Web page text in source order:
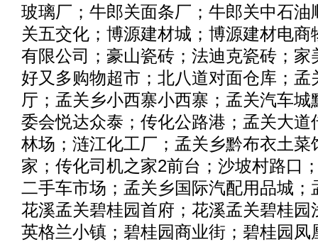
玻璃厂；牛郎关面条厂；牛郎关中石油
关五交化；博源建材城；博源建材电商
有限公司；豪山瓷砖；法迪克瓷砖；家
好又多购物超市；北八道对面仓库；孟
厅；孟关乡小西寨小西寨；孟关汽车城
委会悦达众泰；传化公路港；孟关大道
林场；涟江化工厂；孟关乡黔布衣土菜
家；传化司机之家2前台；沙坡村路口
二手车市场；孟关乡国际汽配用品城；
花溪孟关碧桂园首府；花溪孟关碧桂园
英格兰小镇；碧桂园商业街；碧桂园凤